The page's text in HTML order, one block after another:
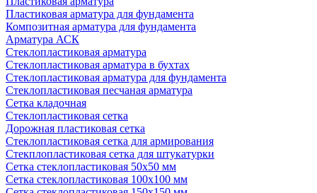
Пластиковая арматура для фундамента
Композитная арматура для фундамента
Арматура АСК
Cтеклопластиковая арматура
Стеклопластиковая арматура в бухтах
Стеклопластиковая арматура для фундамента
Стеклопластиковая песчаная арматура
Сетка кладочная
Стеклопластиковая сетка
Дорожная пластиковая сетка
Стеклопластиковая сетка для армирования
Стекплопластиковая сетка для штукатурки
Сетка стеклопластиковая 50x50 мм
Сетка стеклопластиковая 100x100 мм